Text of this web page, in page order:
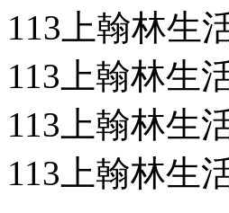
113上翰林生
113上翰林生
113上翰林生
113上翰林生